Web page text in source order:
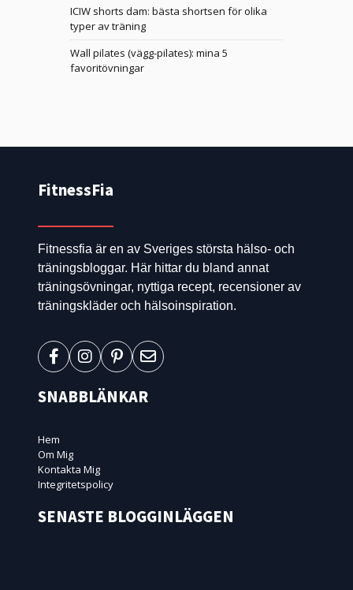
ICIW shorts dam: bästa shortsen för olika
typer av träning
Wall pilates (vägg-pilates): mina 5
favoritövningar
FitnessFia
Fitnessfia är en av Sveriges största hälso- och
träningsbloggar. Här hittar du bland annat
träningsövningar, nyttiga recept, recensioner av
träningskläder och hälsoinspiration.
SNABBLÄNKAR
Hem
Om Mig
Kontakta Mig
Integritetspolicy
SENASTE BLOGGINLÄGGEN